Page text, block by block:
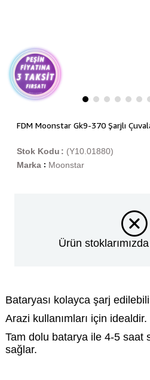
FDM Moonstar Gk9-370 Şarjlı
(Y10.01880)
Stok Kodu
Marka : Moonstar
Ürün
Bataryası kolayca şarj
Arazi kullanımları için idealdir.
Tam dolu batarya ile 4-5 saat
sağlar.